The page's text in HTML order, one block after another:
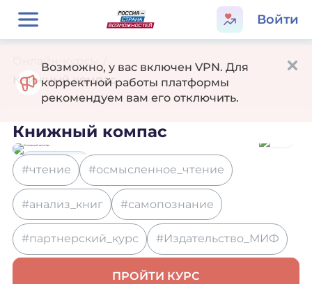
Войти
Онлайн-курсы
Книжный компас
Книжный компас
Образование
#чтение #осмысленное_чтение
#анализ_книг #самопознание
#партнерский_курс #Издательство_МИФ
ПРОЙТИ КУРС
Возможно, у вас включен VPN. Для
корректной работы платформы
рекомендуем вам его отключить.